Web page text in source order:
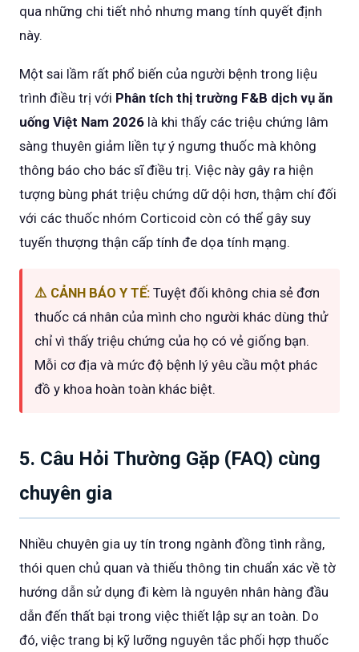
qua những chi tiết nhỏ nhưng mang tính quyết định
này.
Một sai lầm rất phổ biến của người bệnh trong liệu
trình điều trị với Phân tích thị trường F&B dịch vụ ăn
uống Việt Nam 2026 là khi thấy các triệu chứng lâm
sàng thuyên giảm liền tự ý ngưng thuốc mà không
thông báo cho bác sĩ điều trị. Việc này gây ra hiện
tượng bùng phát triệu chứng dữ dội hơn, thậm chí đối
với các thuốc nhóm Corticoid còn có thể gây suy
tuyến thượng thận cấp tính đe dọa tính mạng.
⚠️ CẢNH BÁO Y TẾ: Tuyệt đối không chia sẻ đơn
thuốc cá nhân của mình cho người khác dùng thử
chỉ vì thấy triệu chứng của họ có vẻ giống bạn.
Mỗi cơ địa và mức độ bệnh lý yêu cầu một phác
đồ y khoa hoàn toàn khác biệt.
5. Câu Hỏi Thường Gặp (FAQ) cùng
chuyên gia
Nhiều chuyên gia uy tín trong ngành đồng tình rằng,
thói quen chủ quan và thiếu thông tin chuẩn xác về tờ
hướng dẫn sử dụng đi kèm là nguyên nhân hàng đầu
dẫn đến thất bại trong việc thiết lập sự an toàn. Do
đó, việc trang bị kỹ lưỡng nguyên tắc phối hợp thuốc